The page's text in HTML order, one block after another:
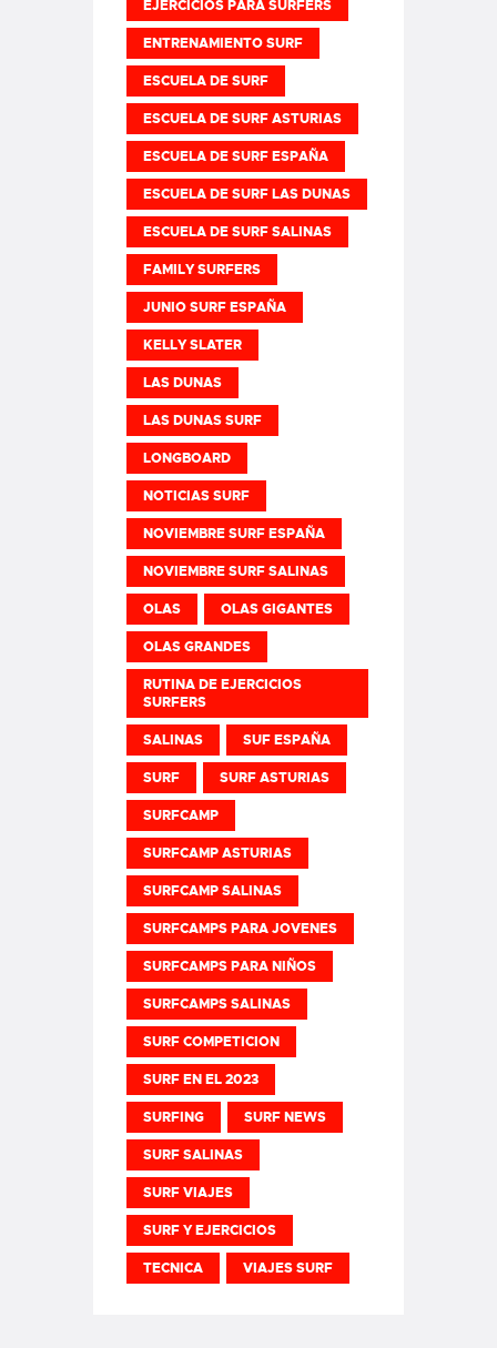
EJERCICIOS PARA SURFERS
ENTRENAMIENTO SURF
ESCUELA DE SURF
ESCUELA DE SURF ASTURIAS
ESCUELA DE SURF ESPAÑA
ESCUELA DE SURF LAS DUNAS
ESCUELA DE SURF SALINAS
FAMILY SURFERS
JUNIO SURF ESPAÑA
KELLY SLATER
LAS DUNAS
LAS DUNAS SURF
LONGBOARD
NOTICIAS SURF
NOVIEMBRE SURF ESPAÑA
NOVIEMBRE SURF SALINAS
OLAS OLAS GIGANTES
OLAS GRANDES
RUTINA DE EJERCICIOS
SURFERS
SALINAS SUF ESPAÑA
SURF SURF ASTURIAS
SURFCAMP
SURFCAMP ASTURIAS
SURFCAMP SALINAS
SURFCAMPS PARA JOVENES
SURFCAMPS PARA NIÑOS
SURFCAMPS SALINAS
SURF COMPETICION
SURF EN EL 2023
SURFING SURF NEWS
SURF SALINAS
SURF VIAJES
SURF Y EJERCICIOS
TECNICA VIAJES SURF